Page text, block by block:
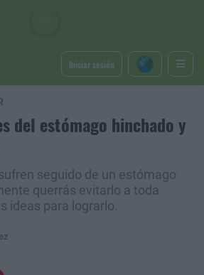
Iniciar sesión
del estómago hinchado y
seguido de un estómago
querrás evitarlo a toda
ideas para lograrlo.